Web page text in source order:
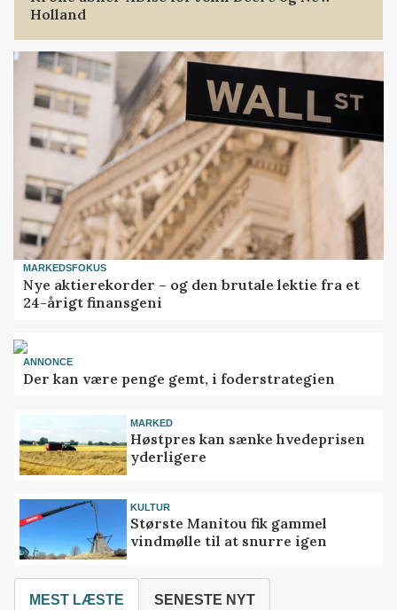
Holland
MARKEDSFOKUS
Nye aktierekorder – og den brutale lektie fra et
24-årigt finansgeni
ANNONCE
Der kan være penge gemt, i foderstrategien
MARKED
Høstpres kan sænke hvedeprisen
yderligere
KULTUR
Største Manitou fik gammel
vindmølle til at snurre igen
MEST LÆSTE SENESTE NYT